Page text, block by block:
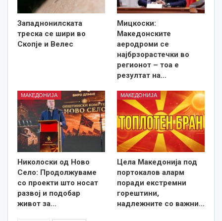
Западнонилската
треска се шири во
Скопје и Велес
Мицкоски:
Македонските
аеродроми се
најбрзорастечки во
регионот – тоа е
резултат на…
МАКЕДОНИЈА
Николоски од Ново
Село: Продолжуваме
со проекти што носат
развој и подобар
живот за…
МАКЕДОНИЈА
Цела Македонија под
портокалов аларм
поради екстремни
горештини,
надлежните со важни…